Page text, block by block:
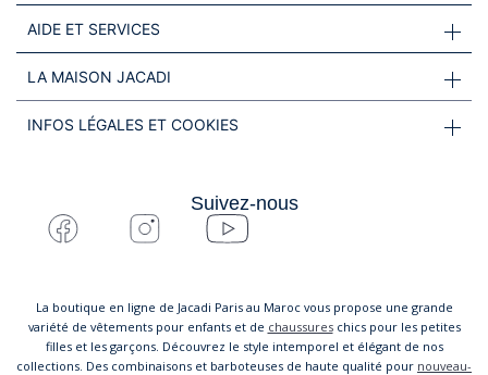
AIDE ET SERVICES
LA MAISON JACADI
INFOS LÉGALES ET COOKIES
Suivez-nous
La boutique en ligne de Jacadi Paris au Maroc vous propose une grande
variété de vêtements pour enfants et de chaussureschics pour les petites
filles et les garçons. Découvrez le style intemporel et élégant de nos
collections. Des combinaisons et barboteuses de haute qualité pour nouveau-